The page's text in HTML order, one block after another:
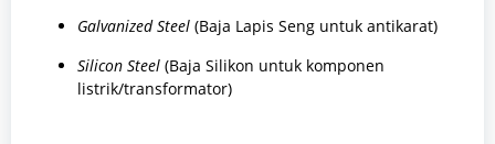
Galvanized Steel (Baja Lapis Seng untuk antikarat)
Silicon Steel (Baja Silikon untuk komponen
listrik/transformator)